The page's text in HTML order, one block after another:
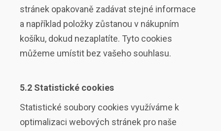
stránek opakovaně zadávat stejné informace
a například položky zůstanou v nákupním
košíku, dokud nezaplatíte. Tyto cookies
můžeme umístit bez vašeho souhlasu.
5.2 Statistické cookies
Statistické soubory cookies využíváme k
optimalizaci webových stránek pro naše